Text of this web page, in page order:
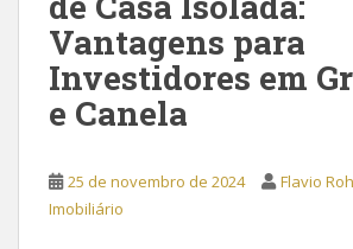
Vantagens para
Investidores em
e Canela
25 de novembro de 2024 Flavio
Imobiliário